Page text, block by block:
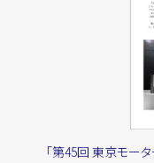
「第45回 東京モー